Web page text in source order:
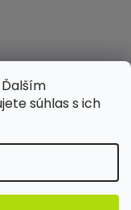
súhlas s ich